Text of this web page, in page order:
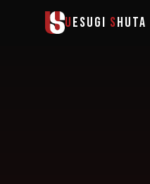
メインコンテンツへスキップ
UESUGI SHUTA